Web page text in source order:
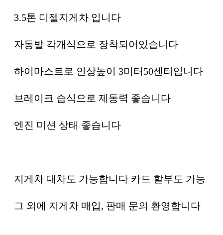
3.5톤 디젤지게차 입니다
자동발 각개식으로 장착되어있습니다
하이마스트로 인상높이 3미터50센티입니다
브레이크 습식으로 제동력 좋습니다
엔진 미션 상태 좋습니다
지게차 대차도 가능합니다 카드 할부도 가능
그 외에 지게차 매입, 판매 문의 환영합니다